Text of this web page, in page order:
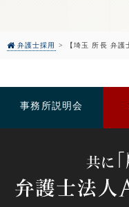
弁護士採用 > 【埼玉 所長 弁